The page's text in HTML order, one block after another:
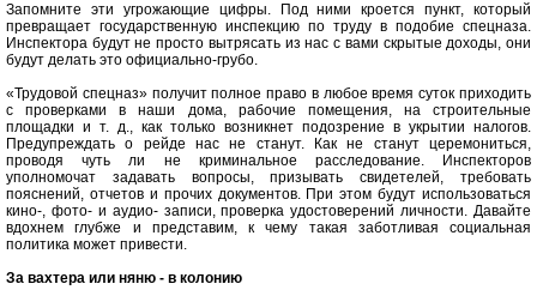
Запомните эти угрожающие цифры. Под ними кроется пункт, который
превращает государственную инспекцию по труду в подобие спецназа.
Инспектора будут не просто вытрясать из нас с вами скрытые доходы, они
будут делать это официально-грубо.
«Трудовой спецназ» получит полное право в любое время суток приходить
с проверками в наши дома, рабочие помещения, на строительные
площадки и т. д., как только возникнет подозрение в укрытии налогов.
Предупреждать о рейде нас не станут. Как не станут церемониться,
проводя чуть ли не криминальное расследование. Инспекторов
уполномочат задавать вопросы, призывать свидетелей, требовать
пояснений, отчетов и прочих документов. При этом будут использоваться
кино-, фото- и аудио- записи, проверка удостоверений личности. Давайте
вдохнем глубже и представим, к чему такая заботливая социальная
политика может привести.
За вахтера или няню - в колонию